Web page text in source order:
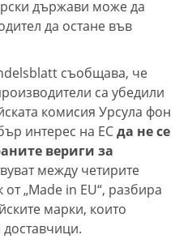
държави може да
да остане във
съобщава, че
са убедили
комисия Урсула фон
интерес на ЕСда не се
вериги за
между четирите
„Made in EU“, разбира
марки, които